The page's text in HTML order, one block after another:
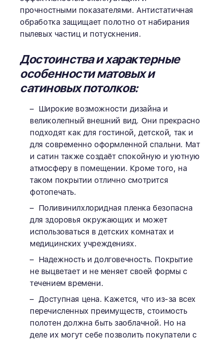
прочностными показателями. Антистатичная
обработка защищает полотно от набирания
пылевых частиц и потускнения.
Достоинства и характерные
особенности матовых и
сатиновых потолков:
Широкие возможности дизайна и
великолепный внешний вид. Они прекрасно
подходят как для гостиной, детской, так и
для современно оформленной спальни. Мат
и сатин также создаёт спокойную и уютную
атмосферу в помещении. Кроме того, на
таком покрытии отлично смотрится
фотопечать.
Поливинилхлоридная пленка безопасна
для здоровья окружающих и может
использоваться в детских комнатах и
медицинских учреждениях.
Надежность и долговечность. Покрытие
не выцветает и не меняет своей формы с
течением времени.
Доступная цена. Кажется, что из-за всех
перечисленных преимуществ, стоимость
полотен должна быть заоблачной. Но на
деле их могут себе позволить покупатели с